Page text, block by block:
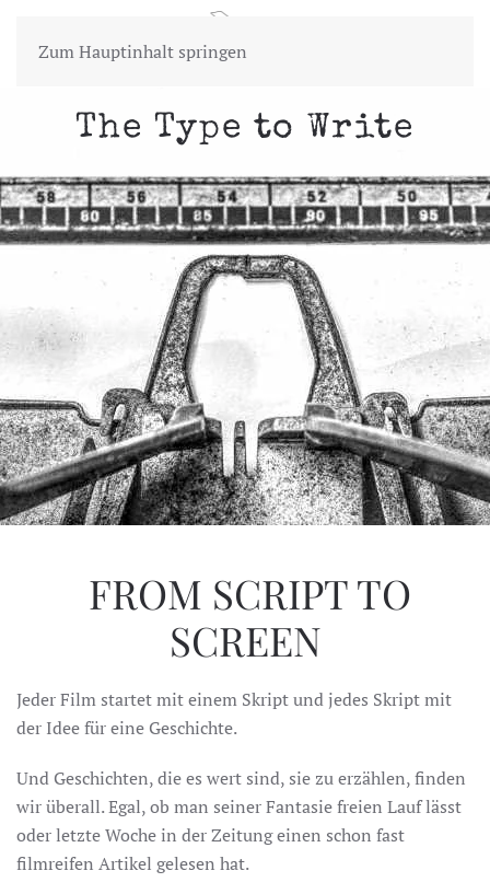
Zum Hauptinhalt springen
The Type to Write
FROM SCRIPT TO
SCREEN
Jeder Film startet mit einem Skript und jedes Skript mit
der Idee für eine Geschichte.
Und Geschichten, die es wert sind, sie zu erzählen, finden
wir überall. Egal, ob man seiner Fantasie freien Lauf lässt
oder letzte Woche in der Zeitung einen schon fast
filmreifen Artikel gelesen hat.